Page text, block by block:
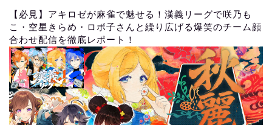
【必見】アキロゼが麻雀で魅せる！漢義リーグで咲乃も
こ・空星きらめ・ロボ子さんと繰り広げる爆笑のチーム顔
合わせ配信を徹底レポート！